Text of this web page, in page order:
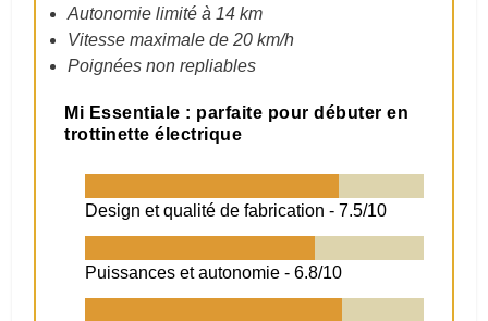
Autonomie limité à 14 km
Vitesse maximale de 20 km/h
Poignées non repliables
Mi Essentiale : parfaite pour débuter en
trottinette électrique
Design et qualité de fabrication -7.5/10
Puissances et autonomie -6.8/10